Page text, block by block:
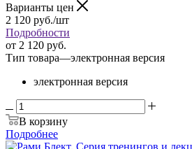
Варианты цен
2 120 руб./шт
Подробности
от 2 120 руб.
Тип товара—электронная версия
электронная версия
В корзину
Подробнее